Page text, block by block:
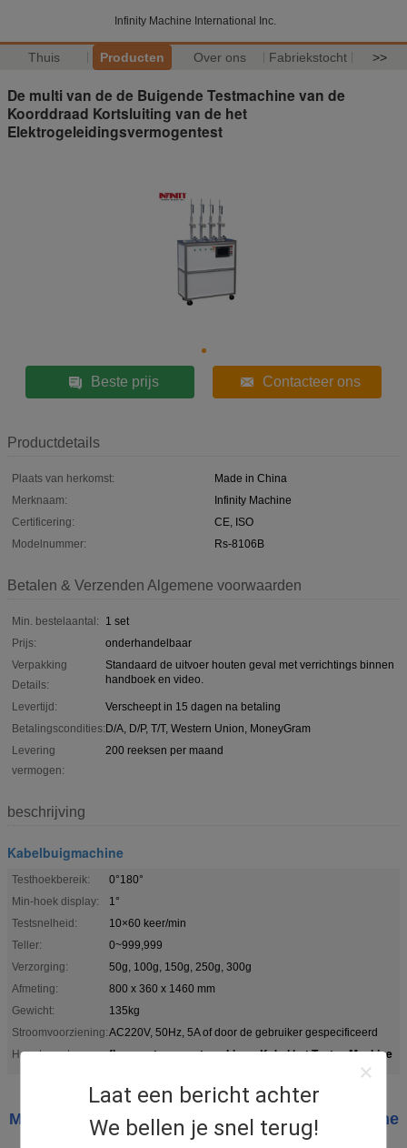
Infinity Machine International Inc.
Thuis Producten Over ons Fabriekstocht >>
Laat een bericht achter
We bellen je snel terug!
De multi van de de Buigende Testmachine van de
Koorddraad Kortsluiting van de het
Elektrogeleidingsvermogentest
Beste prijs Contacteer ons
Productdetails
Plaats van herkomst:
Made in China
Merknaam:
Infinity Machine
Certificering:
CE, ISO
Modelnummer:
Rs-8106B
Betalen & Verzenden Algemene voorwaarden
Min. bestelaantal:
1 set
Prijs:
onderhandelbaar
Verpakking
Details:
Standaard de uitvoer houten geval met verrichtings binnen
handboek en video.
Levertijd:
Verscheept in 15 dagen na betaling
Betalingscondities:D/A, D/P, T/T, Western Union, MoneyGram
Levering
vermogen:
200 reeksen per maand
beschrijving
Kabelbuigmachine
Testhoekbereik:
0°180°
Min-hoek display:
1°
Testsnelheid:
10×60 keer/min
Teller:
0~999,999
Verzorging:
50g, 100g, 150g, 250g, 300g
Afmeting:
800 x 360 x 1460 mm
Gewicht:
135kg
Stroomvoorziening:AC220V, 50Hz, 5A of door de gebruiker gespecificeerd
Hoogtepunt:
flex meetapparaatmachines,Kabel het Testen Machine
Multi Cord Wire Bending Test Machine Elektrische
geleidbaarheidstest Kortsluiting